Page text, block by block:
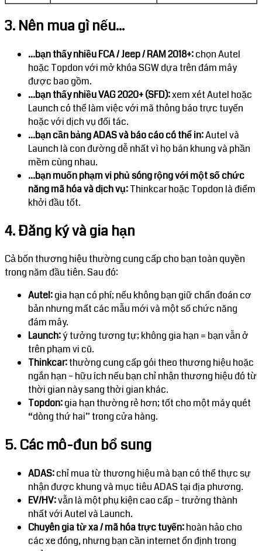
3. Nên mua gì nếu...
...bạn thấy nhiều FCA / Jeep / RAM 2018+:chọn Autel
hoặc Topdon với mở khóa SGW dựa trên đám mây
được bao gồm.
...bạn thấy nhiều VAG 2020+ (SFD):xem xét Autel hoặc
Launch có thể làm việc với mã thông báo trực tuyến
hoặc với dịch vụ đối tác.
...bạn cần bảng ADAS và báo cáo có thể in:Autel và
Launch là con đường dễ nhất vì họ bán khung và phần
mềm cùng nhau.
...bạn muốn phạm vi phủ sóng rộng với một số chức
năng mã hóa và dịch vụ:Thinkcar hoặc Topdon là điểm
khởi đầu tốt.
4. Đăng ký và gia hạn
Cả bốn thương hiệu thường cung cấp cho bạn toàn quyền
trong năm đầu tiên. Sau đó:
Autel:gia hạn có phí; nếu không bạn giữ chẩn đoán cơ
bản nhưng mất các mẫu mới và một số chức năng
đám mây.
Launch:ý tưởng tương tự; không gia hạn = bạn vẫn ở
trên phạm vi cũ.
Thinkcar:thường cung cấp gói theo thương hiệu hoặc
ngắn hạn – hữu ích nếu bạn chỉ nhận thương hiệu đó từ
thời gian này sang thời gian khác.
Topdon:gia hạn thường rẻ hơn; tốt cho một máy quét
“dòng thứ hai” trong cửa hàng.
5. Các mô-đun bổ sung
ADAS:chỉ mua từ thương hiệu mà bạn có thể thực sự
nhận được khung và mục tiêu ADAS tại địa phương.
EV/HV:vẫn là một phụ kiện cao cấp – trưởng thành
nhất với Autel và Launch.
Chuyên gia từ xa / mã hóa trực tuyến:hoàn hảo cho
các xe đóng, nhưng bạn cần internet ổn định trong